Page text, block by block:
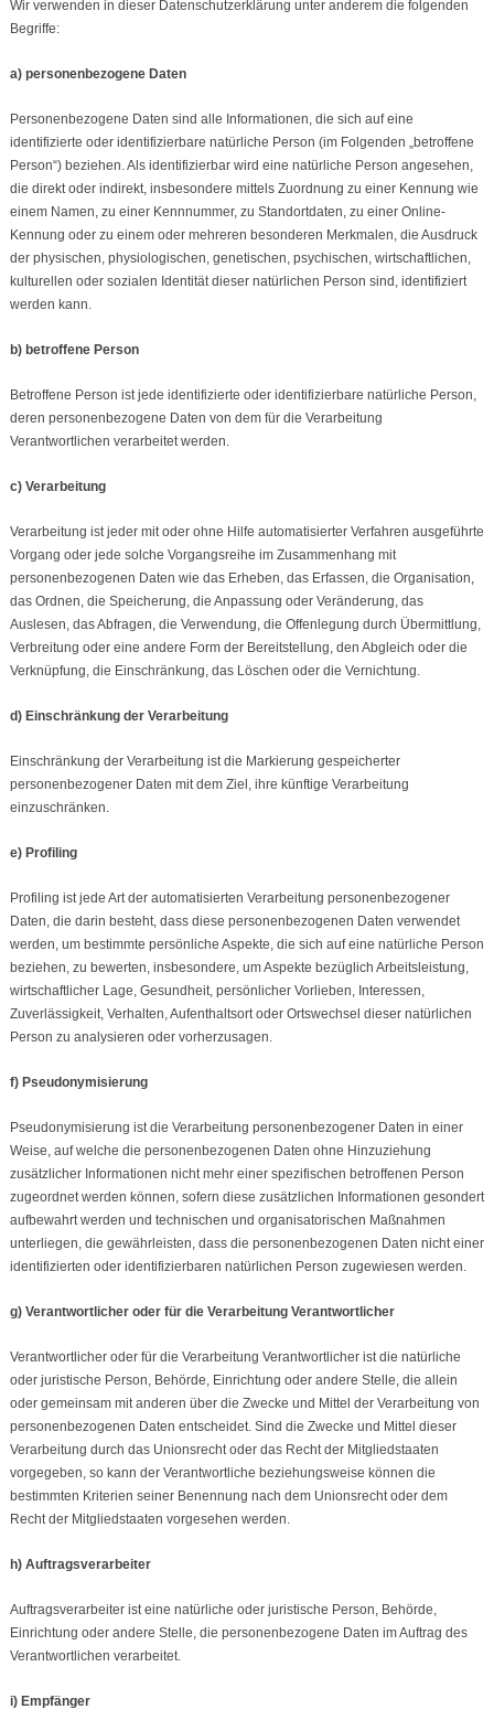
Wir verwenden in dieser Datenschutzerklärung unter anderem die folgenden
Begriffe:
a) personenbezogene Daten
Personenbezogene Daten sind alle Informationen, die sich auf eine
identifizierte oder identifizierbare natürliche Person (im Folgenden „betroffene
Person“) beziehen. Als identifizierbar wird eine natürliche Person angesehen,
die direkt oder indirekt, insbesondere mittels Zuordnung zu einer Kennung wie
einem Namen, zu einer Kennnummer, zu Standortdaten, zu einer Online-
Kennung oder zu einem oder mehreren besonderen Merkmalen, die Ausdruck
der physischen, physiologischen, genetischen, psychischen, wirtschaftlichen,
kulturellen oder sozialen Identität dieser natürlichen Person sind, identifiziert
werden kann.
b) betroffene Person
Betroffene Person ist jede identifizierte oder identifizierbare natürliche Person,
deren personenbezogene Daten von dem für die Verarbeitung
Verantwortlichen verarbeitet werden.
c) Verarbeitung
Verarbeitung ist jeder mit oder ohne Hilfe automatisierter Verfahren ausgeführte
Vorgang oder jede solche Vorgangsreihe im Zusammenhang mit
personenbezogenen Daten wie das Erheben, das Erfassen, die Organisation,
das Ordnen, die Speicherung, die Anpassung oder Veränderung, das
Auslesen, das Abfragen, die Verwendung, die Offenlegung durch Übermittlung,
Verbreitung oder eine andere Form der Bereitstellung, den Abgleich oder die
Verknüpfung, die Einschränkung, das Löschen oder die Vernichtung.
d) Einschränkung der Verarbeitung
Einschränkung der Verarbeitung ist die Markierung gespeicherter
personenbezogener Daten mit dem Ziel, ihre künftige Verarbeitung
einzuschränken.
e) Profiling
Profiling ist jede Art der automatisierten Verarbeitung personenbezogener
Daten, die darin besteht, dass diese personenbezogenen Daten verwendet
werden, um bestimmte persönliche Aspekte, die sich auf eine natürliche Person
beziehen, zu bewerten, insbesondere, um Aspekte bezüglich Arbeitsleistung,
wirtschaftlicher Lage, Gesundheit, persönlicher Vorlieben, Interessen,
Zuverlässigkeit, Verhalten, Aufenthaltsort oder Ortswechsel dieser natürlichen
Person zu analysieren oder vorherzusagen.
f) Pseudonymisierung
Pseudonymisierung ist die Verarbeitung personenbezogener Daten in einer
Weise, auf welche die personenbezogenen Daten ohne Hinzuziehung
zusätzlicher Informationen nicht mehr einer spezifischen betroffenen Person
zugeordnet werden können, sofern diese zusätzlichen Informationen gesondert
aufbewahrt werden und technischen und organisatorischen Maßnahmen
unterliegen, die gewährleisten, dass die personenbezogenen Daten nicht einer
identifizierten oder identifizierbaren natürlichen Person zugewiesen werden.
g) Verantwortlicher oder für die Verarbeitung Verantwortlicher
Verantwortlicher oder für die Verarbeitung Verantwortlicher ist die natürliche
oder juristische Person, Behörde, Einrichtung oder andere Stelle, die allein
oder gemeinsam mit anderen über die Zwecke und Mittel der Verarbeitung von
personenbezogenen Daten entscheidet. Sind die Zwecke und Mittel dieser
Verarbeitung durch das Unionsrecht oder das Recht der Mitgliedstaaten
vorgegeben, so kann der Verantwortliche beziehungsweise können die
bestimmten Kriterien seiner Benennung nach dem Unionsrecht oder dem
Recht der Mitgliedstaaten vorgesehen werden.
h) Auftragsverarbeiter
Auftragsverarbeiter ist eine natürliche oder juristische Person, Behörde,
Einrichtung oder andere Stelle, die personenbezogene Daten im Auftrag des
Verantwortlichen verarbeitet.
i) Empfänger